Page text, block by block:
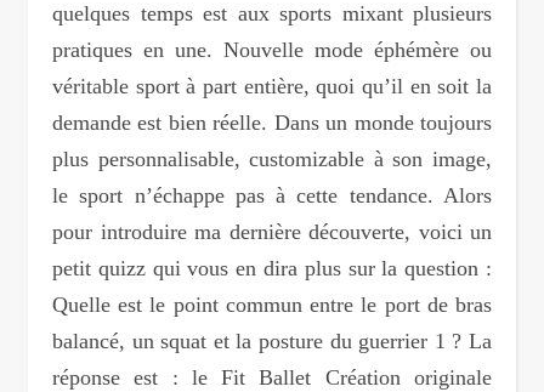
quelques temps est aux sports mixant plusieurs
pratiques en une. Nouvelle mode éphémère ou
véritable sport à part entière, quoi qu’il en soit la
demande est bien réelle. Dans un monde toujours
plus personnalisable, customizable à son image,
le sport n’échappe pas à cette tendance. Alors
pour introduire ma dernière découverte, voici un
petit quizz qui vous en dira plus sur la question :
Quelle est le point commun entre le port de bras
balancé, un squat et la posture du guerrier 1 ? La
réponse est : le Fit Ballet Création originale